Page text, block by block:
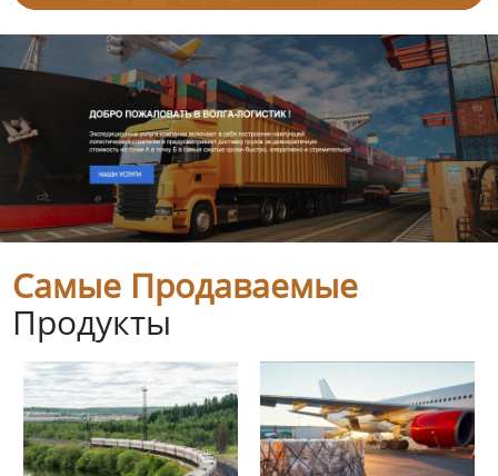
Самые Продаваемые
Продукты